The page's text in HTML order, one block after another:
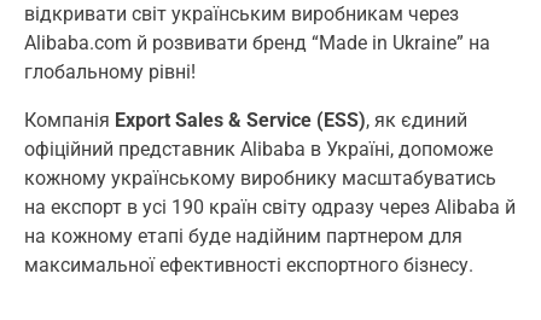
відкривати світ українським виробникам через
Alibaba.com й розвивати бренд “Made in Ukraine” на
глобальному рівні!
Компанія Export Sales & Service (ESS), як єдиний
офіційний представник Alibaba в Україні, допоможе
кожному українському виробнику масштабуватись
на експорт в усі 190 країн світу одразу через Alibaba й
на кожному етапі буде надійним партнером для
максимальної ефективності експортного бізнесу.